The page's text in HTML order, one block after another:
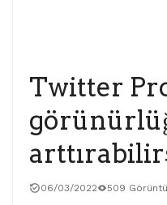
Twitter
06/03/2022 509